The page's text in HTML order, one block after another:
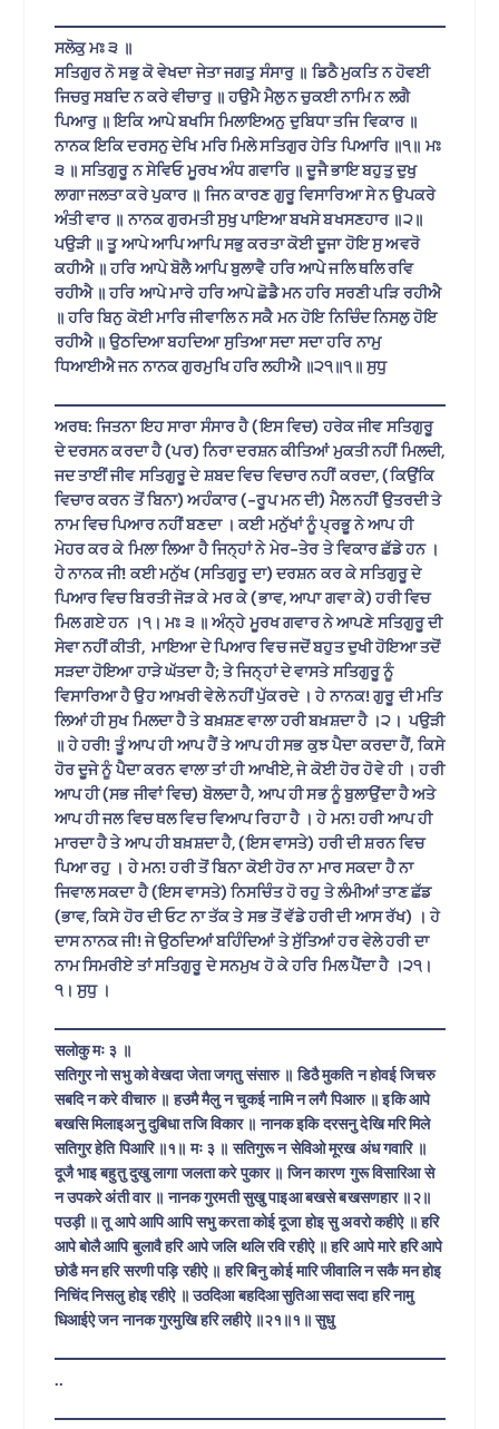
ਸਲੋਕੁ ਮਃ ੩ ॥
ਸਤਿਗੁਰ ਨੋ ਸਭੁ ਕੋ ਵੇਖਦਾ ਜੇਤਾ ਜਗਤੁ ਸੰਸਾਰੁ ॥ ਡਿਠੈ ਮੁਕਤਿ ਨ ਹੋਵਈ
ਜਿਚਰੁ ਸਬਦਿ ਨ ਕਰੇ ਵੀਚਾਰੁ ॥ ਹਉਮੈ ਮੈਲੁ ਨ ਚੁਕਈ ਨਾਮਿ ਨ ਲਗੈ
ਪਿਆਰੁ ॥ ਇਕਿ ਆਪੇ ਬਖਸਿ ਮਿਲਾਇਅਨੁ ਦੁਬਿਧਾ ਤਜਿ ਵਿਕਾਰ ॥
ਨਾਨਕ ਇਕਿ ਦਰਸਨੁ ਦੇਖਿ ਮਰਿ ਮਿਲੇ ਸਤਿਗੁਰ ਹੇਤਿ ਪਿਆਰਿ ॥੧॥ ਮਃ
੩ ॥ ਸਤਿਗੁਰੂ ਨ ਸੇਵਿਓ ਮੂਰਖ ਅੰਧ ਗਵਾਰਿ ॥ ਦੂਜੈ ਭਾਇ ਬਹੁਤੁ ਦੁਖੁ
ਲਾਗਾ ਜਲਤਾ ਕਰੇ ਪੁਕਾਰ ॥ ਜਿਨ ਕਾਰਣ ਗੁਰੂ ਵਿਸਾਰਿਆ ਸੇ ਨ ਉਪਕਰੇ
ਅੰਤੀ ਵਾਰ ॥ ਨਾਨਕ ਗੁਰਮਤੀ ਸੁਖੁ ਪਾਇਆ ਬਖਸੇ ਬਖਸਣਹਾਰ ॥੨॥
ਪਉੜੀ ॥ ਤੂ ਆਪੇ ਆਪਿ ਆਪਿ ਸਭੁ ਕਰਤਾ ਕੋਈ ਦੂਜਾ ਹੋਇ ਸੁ ਅਵਰੋ
ਕਹੀਐ ॥ ਹਰਿ ਆਪੇ ਬੋਲੈ ਆਪਿ ਬੁਲਾਵੈ ਹਰਿ ਆਪੇ ਜਲਿ ਥਲਿ ਰਵਿ
ਰਹੀਐ ॥ ਹਰਿ ਆਪੇ ਮਾਰੇ ਹਰਿ ਆਪੇ ਛੋਡੈ ਮਨ ਹਰਿ ਸਰਣੀ ਪੜਿ ਰਹੀਐ
॥ ਹਰਿ ਬਿਨੁ ਕੋਈ ਮਾਰਿ ਜੀਵਾਲਿ ਨ ਸਕੈ ਮਨ ਹੋਇ ਨਿਚਿੰਦ ਨਿਸਲੁ ਹੋਇ
ਰਹੀਐ ॥ ਉਠਦਿਆ ਬਹਦਿਆ ਸੁਤਿਆ ਸਦਾ ਸਦਾ ਹਰਿ ਨਾਮੁ
ਧਿਆਈਐ ਜਨ ਨਾਨਕ ਗੁਰਮੁਖਿ ਹਰਿ ਲਹੀਐ ॥੨੧॥੧॥ ਸੁਧੁ
ਅਰਥ: ਜਿਤਨਾ ਇਹ ਸਾਰਾ ਸੰਸਾਰ ਹੈ (ਇਸ ਵਿਚ) ਹਰੇਕ ਜੀਵ ਸਤਿਗੁਰੂ
ਦੇ ਦਰਸਨ ਕਰਦਾ ਹੈ (ਪਰ) ਨਿਰਾ ਦਰਸ਼ਨ ਕੀਤਿਆਂ ਮੁਕਤੀ ਨਹੀਂ ਮਿਲਦੀ,
ਜਦ ਤਾਈਂ ਜੀਵ ਸਤਿਗੁਰੂ ਦੇ ਸ਼ਬਦ ਵਿਚ ਵਿਚਾਰ ਨਹੀਂ ਕਰਦਾ, (ਕਿਉਂਕਿ
ਵਿਚਾਰ ਕਰਨ ਤੋਂ ਬਿਨਾ) ਅਹੰਕਾਰ (-ਰੂਪ ਮਨ ਦੀ) ਮੈਲ ਨਹੀਂ ਉਤਰਦੀ ਤੇ
ਨਾਮ ਵਿਚ ਪਿਆਰ ਨਹੀਂ ਬਣਦਾ । ਕਈ ਮਨੁੱਖਾਂ ਨੂੰ ਪ੍ਰਭੂ ਨੇ ਆਪ ਹੀ
ਮੇਹਰ ਕਰ ਕੇ ਮਿਲਾ ਲਿਆ ਹੈ ਜਿਨ੍ਹਾਂ ਨੇ ਮੇਰ-ਤੇਰ ਤੇ ਵਿਕਾਰ ਛੱਡੇ ਹਨ ।
ਹੇ ਨਾਨਕ ਜੀ! ਕਈ ਮਨੁੱਖ (ਸਤਿਗੁਰੂ ਦਾ) ਦਰਸ਼ਨ ਕਰ ਕੇ ਸਤਿਗੁਰੂ ਦੇ
ਪਿਆਰ ਵਿਚ ਬਿਰਤੀ ਜੋੜ ਕੇ ਮਰ ਕੇ (ਭਾਵ, ਆਪਾ ਗਵਾ ਕੇ) ਹਰੀ ਵਿਚ
ਮਿਲ ਗਏ ਹਨ ।੧। ਮਃ ੩ ॥ ਅੰਨ੍ਹੇ ਮੂਰਖ ਗਵਾਰ ਨੇ ਆਪਣੇ ਸਤਿਗੁਰੂ ਦੀ
ਸੇਵਾ ਨਹੀਂ ਕੀਤੀ, ਮਾਇਆ ਦੇ ਪਿਆਰ ਵਿਚ ਜਦੋਂ ਬਹੁਤ ਦੁਖੀ ਹੋਇਆ ਤਦੋਂ
ਸੜਦਾ ਹੋਇਆ ਹਾੜੇ ਘੱਤਦਾ ਹੈ; ਤੇ ਜਿਨ੍ਹਾਂ ਦੇ ਵਾਸਤੇ ਸਤਿਗੁਰੂ ਨੂੰ
ਵਿਸਾਰਿਆ ਹੈ ਉਹ ਆਖ਼ਰੀ ਵੇਲੇ ਨਹੀਂ ਪੁੱਕਰਦੇ । ਹੇ ਨਾਨਕ! ਗੁਰੂ ਦੀ ਮਤਿ
ਲਿਆਂ ਹੀ ਸੁਖ ਮਿਲਦਾ ਹੈ ਤੇ ਬਖ਼ਸ਼ਣ ਵਾਲਾ ਹਰੀ ਬਖ਼ਸ਼ਦਾ ਹੈ ।੨। ਪਉੜੀ
॥ ਹੇ ਹਰੀ! ਤੂੰ ਆਪ ਹੀ ਆਪ ਹੈਂ ਤੇ ਆਪ ਹੀ ਸਭ ਕੁਝ ਪੈਦਾ ਕਰਦਾ ਹੈਂ, ਕਿਸੇ
ਹੋਰ ਦੂਜੇ ਨੂੰ ਪੈਦਾ ਕਰਨ ਵਾਲਾ ਤਾਂ ਹੀ ਆਖੀਏ, ਜੇ ਕੋਈ ਹੋਰ ਹੋਵੇ ਹੀ । ਹਰੀ
ਆਪ ਹੀ (ਸਭ ਜੀਵਾਂ ਵਿਚ) ਬੋਲਦਾ ਹੈ, ਆਪ ਹੀ ਸਭ ਨੂੰ ਬੁਲਾਉਂਦਾ ਹੈ ਅਤੇ
ਆਪ ਹੀ ਜਲ ਵਿਚ ਥਲ ਵਿਚ ਵਿਆਪ ਰਿਹਾ ਹੈ । ਹੇ ਮਨ! ਹਰੀ ਆਪ ਹੀ
ਮਾਰਦਾ ਹੈ ਤੇ ਆਪ ਹੀ ਬਖ਼ਸ਼ਦਾ ਹੈ, (ਇਸ ਵਾਸਤੇ) ਹਰੀ ਦੀ ਸ਼ਰਨ ਵਿਚ
ਪਿਆ ਰਹੁ । ਹੇ ਮਨ! ਹਰੀ ਤੋਂ ਬਿਨਾ ਕੋਈ ਹੋਰ ਨਾ ਮਾਰ ਸਕਦਾ ਹੈ ਨਾ
ਜਿਵਾਲ ਸਕਦਾ ਹੈ (ਇਸ ਵਾਸਤੇ) ਨਿਸਚਿੰਤ ਹੋ ਰਹੁ ਤੇ ਲੰਮੀਆਂ ਤਾਣ ਛੱਡ
(ਭਾਵ, ਕਿਸੇ ਹੋਰ ਦੀ ਓਟ ਨਾ ਤੱਕ ਤੇ ਸਭ ਤੋਂ ਵੱਡੇ ਹਰੀ ਦੀ ਆਸ ਰੱਖ) । ਹੇ
ਦਾਸ ਨਾਨਕ ਜੀ! ਜੇ ਉਠਦਿਆਂ ਬਹਿੰਦਿਆਂ ਤੇ ਸੁੱਤਿਆਂ ਹਰ ਵੇਲੇ ਹਰੀ ਦਾ
ਨਾਮ ਸਿਮਰੀਏ ਤਾਂ ਸਤਿਗੁਰੂ ਦੇ ਸਨਮੁਖ ਹੋ ਕੇ ਹਰਿ ਮਿਲ ਪੈਂਦਾ ਹੈ ।੨੧।
੧। ਸੁਧੁ ।
सलोकु मः ३ ॥
सतिगुर नो सभु को वेखदा जेता जगतु संसारु ॥ डिठै मुकति न होवई जिचरु
सबदि न करे वीचारु ॥ हउमै मैलु न चुकई नामि न लगै पिआरु ॥ इकि आपे
बखसि मिलाइअनु दुबिधा तजि विकार ॥ नानक इकि दरसनु देखि मरि मिले
सतिगुर हेति पिआरि ॥१॥ मः ३ ॥ सतिगुरू न सेविओ मूरख अंध गवारि ॥
दूजै भाइ बहुतु दुखु लागा जलता करे पुकार ॥ जिन कारण गुरू विसारिआ से
न उपकरे अंती वार ॥ नानक गुरमती सुखु पाइआ बखसे बखसणहार ॥२॥
पउड़ी ॥ तू आपे आपि आपि सभु करता कोई दूजा होइ सु अवरो कहीऐ ॥ हरि
आपे बोलै आपि बुलावै हरि आपे जलि थलि रवि रहीऐ ॥ हरि आपे मारे हरि आपे
छोडै मन हरि सरणी पड़ि रहीऐ ॥ हरि बिनु कोई मारि जीवालि न सकै मन होइ
निचिंद निसलु होइ रहीऐ ॥ उठदिआ बहदिआ सुतिआ सदा सदा हरि नामु
धिआईऐ जन नानक गुरमुखि हरि लहीऐ ॥२१॥१॥ सुधु
..